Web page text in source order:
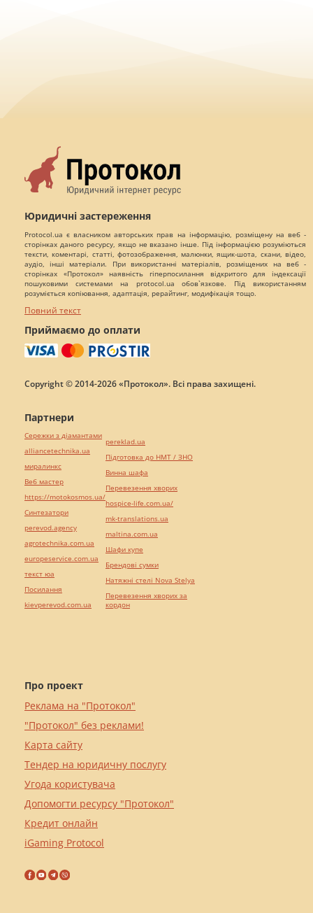
Юридичні застереження
Protocol.ua є власником авторських прав на інформацію, розміщену на веб -
сторінках даного ресурсу, якщо не вказано інше. Під інформацією розуміються
тексти, коментарі, статті, фотозображення, малюнки, ящик-шота, скани, відео,
аудіо, інші матеріали. При використанні матеріалів, розміщених на веб -
сторінках «Протокол» наявність гіперпосилання відкритого для індексації
пошуковими системами на protocol.ua обов`язкове. Під використанням
розуміється копіювання, адаптація, рерайтинг, модифікація тощо.
Повний текст
Приймаємо до оплати
Copyright © 2014-2026 «Протокол». Всі права захищені.
Про проект
Реклама на "Протокол"
"Протокол" без реклами!
Карта сайту
Тендер на юридичну послугу
Угода користувача
Допомогти ресурсу "Протокол"
Кредит онлайн
iGaming Protocol
Партнери
Сережки з діамантами
alliancetechnika.ua
миралинкс
Веб мастер
https://motokosmos.ua/
Синтезатори
perevod.agency
agrotechnika.com.ua
europeservice.com.ua
текст юа
Посилання
kievperevod.com.ua
pereklad.ua
Підготовка до НМТ / ЗНО
Винна шафа
Перевезення хворих
hospice-life.com.ua/
mk-translations.ua
maltina.com.ua
Шафи купе
Брендові сумки
Натяжні стелі Nova Stelya
Перевезення хворих за
кордон